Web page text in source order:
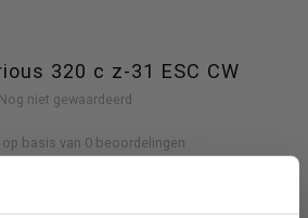
320 c z-31 ESC CW
Nog niet gewaardeerd
op basis van 0 beoordelingen